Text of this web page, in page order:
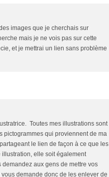
images que je cherchais sur
mais je ne vois pas sur cette
et je mettrai un lien sans problème
Toutes mes illustrations sont
pictogrammes qui proviennent de ma
le lien de façon à ce que les
elle soit également
aux gens de mettre vos
demande donc de les enlever de